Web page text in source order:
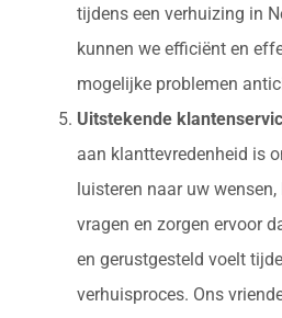
tijdens een verhuizing in
kunnen we efficiënt en
mogelijke problemen
Uitstekende
aan klanttevredenheid is
luisteren naar uw
vragen en zorgen ervoor
en gerustgesteld voelt
verhuisproces. Ons